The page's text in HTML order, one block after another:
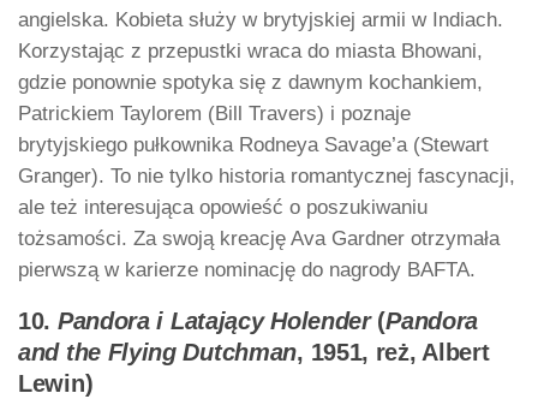
angielska. Kobieta służy w brytyjskiej armii w Indiach.
Korzystając z przepustki wraca do miasta Bhowani,
gdzie ponownie spotyka się z dawnym kochankiem,
Patrickiem Taylorem (Bill Travers) i poznaje
brytyjskiego pułkownika Rodneya Savage’a (Stewart
Granger). To nie tylko historia romantycznej fascynacji,
ale też interesująca opowieść o poszukiwaniu
tożsamości. Za swoją kreację Ava Gardner otrzymała
pierwszą w karierze nominację do nagrody BAFTA.
10. Pandora i Latający Holender(Pandora
and the Flying Dutchman, 1951, reż, Albert
Lewin)